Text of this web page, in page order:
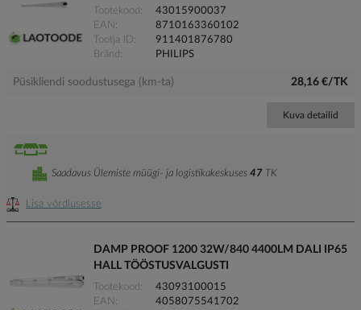
Tootekood
43015900037
EAN
8710163360102
Tootja ID
911401876780
Bränd
PHILIPS
Püsikliendi soodustusega (km-ta) 28,16 €/TK
Kuva detailid
Lisa võrdlusesse
Saadavus Ülemiste müügi- ja logistikakeskuses 47 TK
DAMP PROOF 1200 32W/840 4400LM DALI IP65
HALL TÖÖSTUSVALGUSTI
Tootekood
43093100015
EAN
4058075541702